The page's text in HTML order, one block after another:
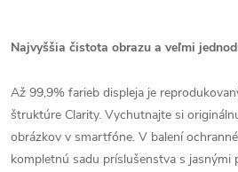
Najvyššia čistota obrazu a veľmi
Až 99,9% farieb displeja je
štruktúre Clarity. Vychutnajte si
obrázkov v smartfóne. V balení
kompletnú sadu príslušenstva s jasnými